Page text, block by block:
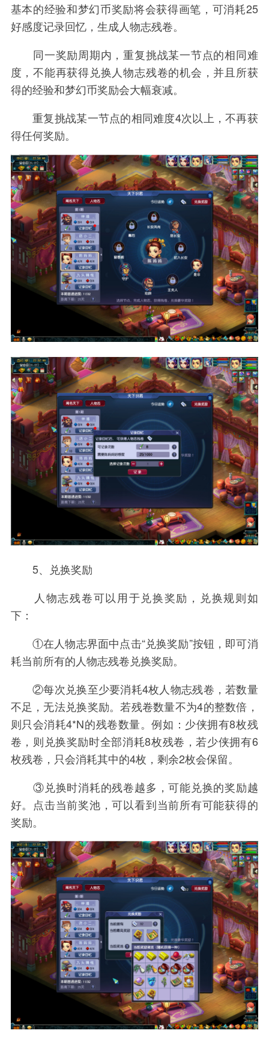
基本的经验和梦幻币奖励将会获得画笔，可消耗25
好感度记录回忆，生成人物志残卷。
同一奖励周期内，重复挑战某一节点的相同难
度，不能再获得兑换人物志残卷的机会，并且所获
得的经验和梦幻币奖励会大幅衰减。
重复挑战某一节点的相同难度4次以上，不再获
得任何奖励。
5、兑换奖励
人物志残卷可以用于兑换奖励，兑换规则如
下：
①在人物志界面中点击“兑换奖励”按钮，即可消
耗当前所有的人物志残卷兑换奖励。
②每次兑换至少要消耗4枚人物志残卷，若数量
不足，无法兑换奖励。若残卷数量不为4的整数倍，
则只会消耗4*N的残卷数量。例如：少侠拥有8枚残
卷，则兑换奖励时全部消耗8枚残卷，若少侠拥有6
枚残卷，只会消耗其中的4枚，剩余2枚会保留。
③兑换时消耗的残卷越多，可能兑换的奖励越
好。点击当前奖池，可以看到当前所有可能获得的
奖励。